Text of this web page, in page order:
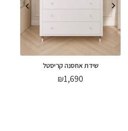
שידת אחסנה קריסטל
₪1,690